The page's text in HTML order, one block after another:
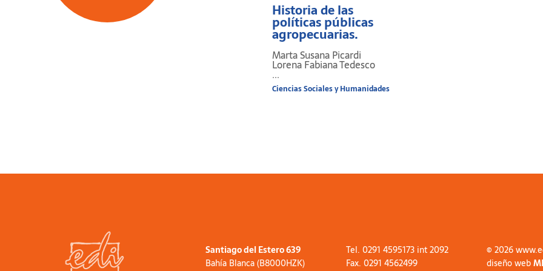
Historia de las
políticas públicas
agropecuarias.
Marta Susana Picardi
Lorena Fabiana Tedesco
...
Ciencias Sociales y Humanidades
Santiago del Estero 639
Bahía Blanca (B8000HZK)
Tel. 0291 4595173 int 2092
Fax. 0291 4562499
© 2026
diseño web